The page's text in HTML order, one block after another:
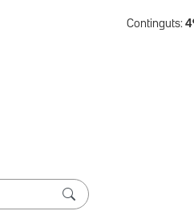
Continguts: